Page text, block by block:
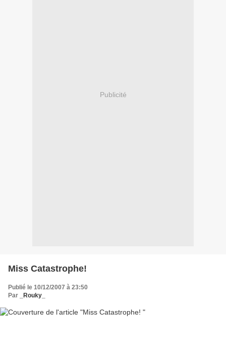
Publicité
Miss Catastrophe!
Publié le 10/12/2007 à 23:50
Par
_Rouky_